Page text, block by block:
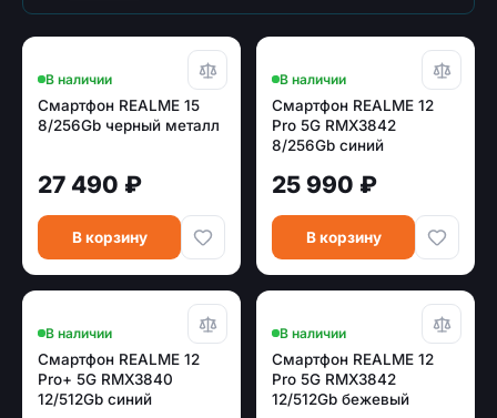
В наличии
Смартфон REALME 15
8/256Gb черный металл
27 490 ₽
В корзину
В наличии
Смартфон REALME 12
Pro 5G RMX3842
8/256Gb синий
25 990 ₽
В корзину
В наличии
Смартфон REALME 12
Pro+ 5G RMX3840
12/512Gb синий
В наличии
Смартфон REALME 12
Pro 5G RMX3842
12/512Gb бежевый